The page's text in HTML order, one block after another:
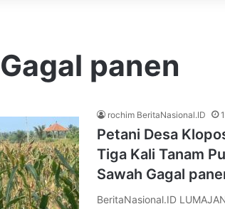
panen
rochim BeritaNasional.ID
Petani Desa
Tiga Kali Tanam
Sawah Gagal
BeritaNasional.ID